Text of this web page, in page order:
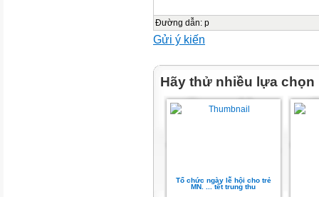
Đường dẫn: p
Gửi ý kiến
Hãy thử nhiều lựa chọn
Tổ chức ngày lễ hội cho trẻ
MN. ... tết trung thu